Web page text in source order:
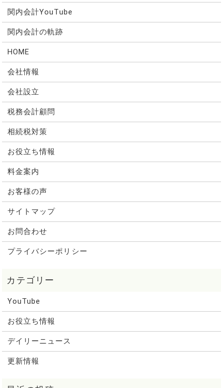
関内会計YouTube
関内会計の軌跡
HOME
会社情報
会社設立
税務会計顧問
相続税対策
お役立ち情報
料金案内
お客様の声
サイトマップ
お問合わせ
プライバシーポリシー
YouTube
お役立ち情報
デイリーニュース
更新情報